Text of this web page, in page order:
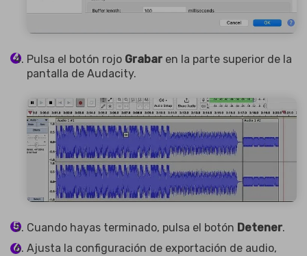
Pulsa el botón rojo Grabar en la parte superior de la
pantalla de Audacity.
Cuando hayas terminado, pulsa el botón Detener.
Ajusta la configuración de exportación de audio,